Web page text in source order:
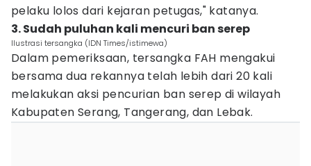
pelaku lolos dari kejaran petugas," katanya.
3. Sudah puluhan kali mencuri ban serep
Ilustrasi tersangka (IDN Times/istimewa)
Dalam pemeriksaan, tersangka FAH mengakui
bersama dua rekannya telah lebih dari 20 kali
melakukan aksi pencurian ban serep di wilayah
Kabupaten Serang, Tangerang, dan Lebak.